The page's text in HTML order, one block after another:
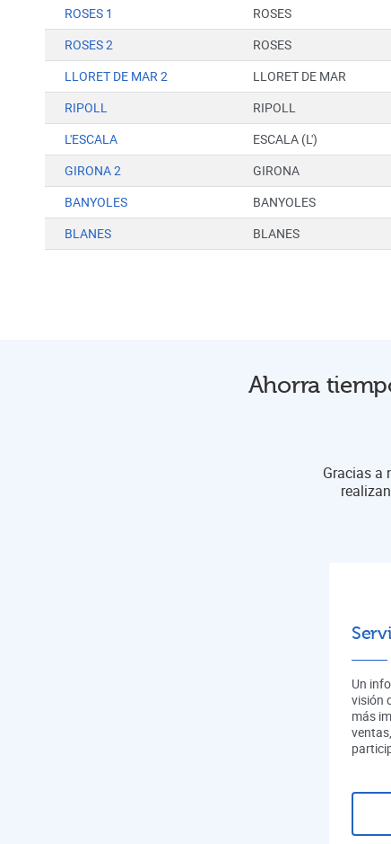
ROSES 1 ROSES
ROSES 2
ROSES
LLORET DE MAR 2
LLORET DE MAR
RIPOLL
RIPOLL
L'ESCALA
ESCALA (L')
GIRONA 2
GIRONA
BANYOLES
BANYOLES
BLANES
BLANES
Ahorra
Gracias a
Un
visión
más